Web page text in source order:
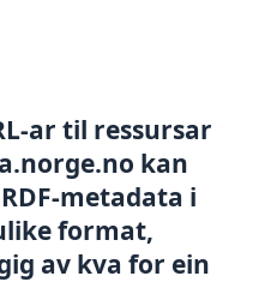
ar til ressursar
kan
metadata i
format,
av kva for ein